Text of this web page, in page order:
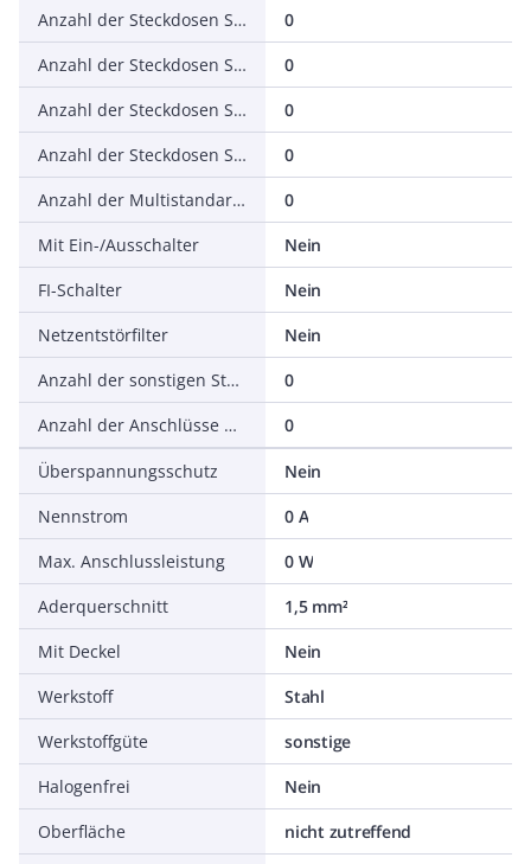
Anzahl der Steckdosen Schweizer Norm Typ 13
0
Anzahl der Steckdosen Schweizer Norm Typ 15
0
Anzahl der Steckdosen Schweizer Norm Typ 23
0
Anzahl der Steckdosen Schweizer Norm Typ 25
0
Anzahl der Multistandard-Steckdosen universal
0
Mit Ein-/Ausschalter
Nein
FI-Schalter
Nein
Netzentstörfilter
Nein
Anzahl der sonstigen Steckdosen
0
Anzahl der Anschlüsse USB
0
Überspannungsschutz
Nein
Nennstrom
0 A
Max. Anschlussleistung
0 W
Aderquerschnitt
1,5 mm²
Mit Deckel
Nein
Werkstoff
Stahl
Werkstoffgüte
sonstige
Halogenfrei
Nein
Oberfläche
nicht zutreffend